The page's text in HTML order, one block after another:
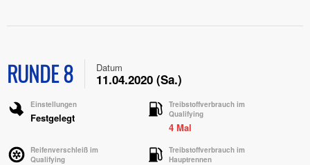
RUNDE 8 Datum
11.04.2020 (Sa.)
Einstellungen
Festgelegt
Treibstoffverbrauch im
Qualifying
4 Mal
Reifenverschleiß im
Qualifying
Treibstoffverbrauch im
Hauptrennen